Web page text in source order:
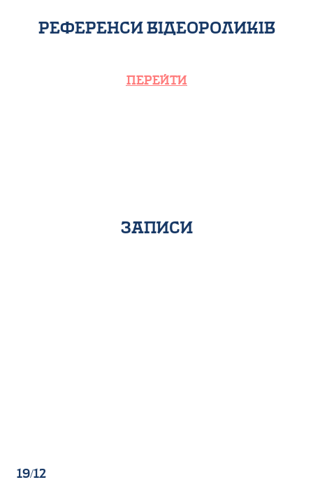
референси відеороликів
ПЕРЕЙТИ
записи
19/12